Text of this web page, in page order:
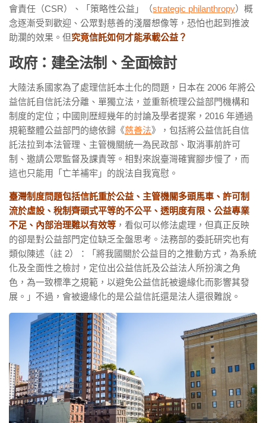
會責任（CSR）、「策略性公益」（strategic philanthropy）概
念逐漸受到歡迎、公眾對慈善的淺層想像等，恐怕也起到推波
助瀾的效果。但究竟信託如何才能承載公益？
政府：建全法制、全面檢討
大陸法系國家為了處理信託本土化的問題，日本在 2006 年將公
益信託自信託法分離、單獨立法，並重新梳理公益部門機構和
制度的定位；中國則歴經幾年的討論及學者提案，2016 年通過
規範整體公益部門的總依歸《慈善法》，包括將公益信託自信
託法拉到本法管理、主管機關統一為民政部、取消事前許可
制、邀請公眾監督及課責等。相對來說臺灣確實腳步慢了，而
這也只能用「亡羊補牢」的說法自我寬慰。
臺灣制度問題包括信託重於公益、主管機關多頭馬車、許可制
流於虛設、稅制齊頭式平等的不公平、透明度有限、公益專業
不足、內部治理難以有效等 ，看似可以修法處理，但真正反映
的卻是對公益部門定位缺乏全盤思考。法務部的委託研究也有
類似陳述（註 2）：「將我國關於公益目的之推動方式，為系統
化及全面性之檢討，定位出公益信託及公益法人所扮演之角
色，為一致標準之規範，以避免公益信託被邊緣化而影響其發
展。」不過，會被邊緣化的是公益信託還是法人還很難說。